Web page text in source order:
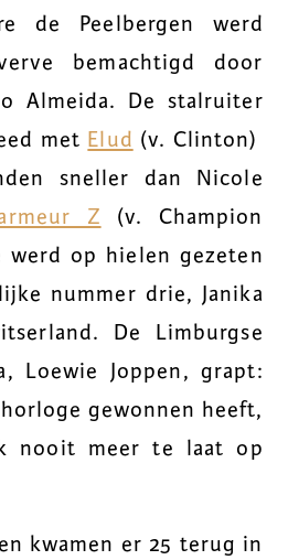
de Peelbergen werd
bemachtigd door
Almeida. De stalruiter
met Elud (v. Clinton)
sneller dan Nicole
Z (v. Champion
werd op hielen gezeten
nummer drie, Janika
De Limburgse
Loewie Joppen, grapt:
gewonnen heeft,
nooit meer te laat op
kwamen er 25 terug in